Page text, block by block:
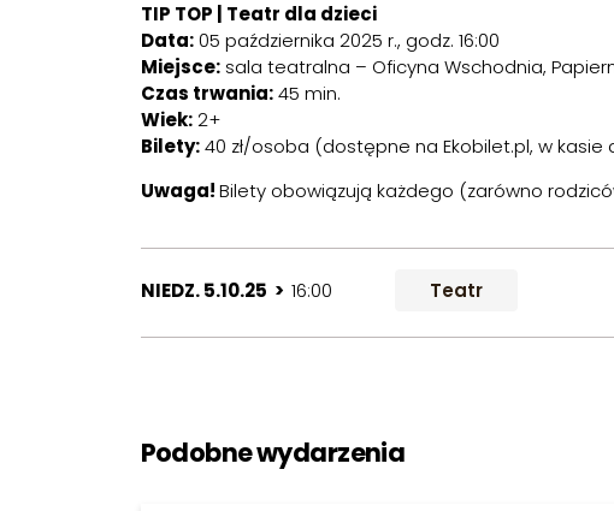
TIP TOP | Teatr dla dzieci
Data:05 października 2025 r., godz. 16:00
Miejsce:sala teatralna – Oficyna Wschodnia,
Czas trwania:45 min.
Wiek:2+
Bilety:40 zł/osoba (dostępne na Ekobilet.pl, w kasie
Uwaga!Bilety obowiązują każdego (zarówno
NIEDZ. 5.10.25 > 16:00 Teatr
Podobne wydarzenia